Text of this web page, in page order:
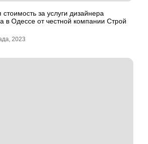
стоимость за услуги дизайнера
в Одессе от честной компании Строй
2023